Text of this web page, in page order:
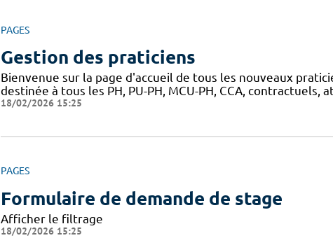
PAGES
Gestion des praticiens
Bienvenue sur la page d'accueil de tous les nouveaux
destinée à tous les PH, PU-PH, MCU-PH, CCA,
18/02/2026 15:25
PAGES
Formulaire de demande de stage
Afficher le filtrage
18/02/2026 15:25